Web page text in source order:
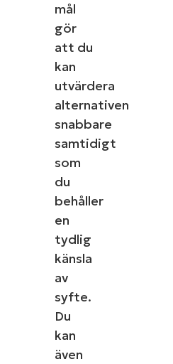
mål
gör
att du
kan
utvärdera
alternativen
snabbare
samtidigt
som
du
behåller
en
tydlig
känsla
av
syfte.
Du
kan
även